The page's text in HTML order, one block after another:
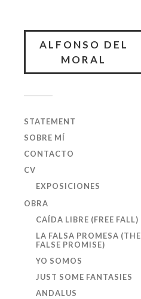
ALFONSO DEL
MORAL
STATEMENT
SOBRE MÍ
CONTACTO
CV
EXPOSICIONES
OBRA
CAÍDA LIBRE (FREE FALL)
LA FALSA PROMESA (THE
FALSE PROMISE)
YO SOMOS
JUST SOME FANTASIES
ANDALUS